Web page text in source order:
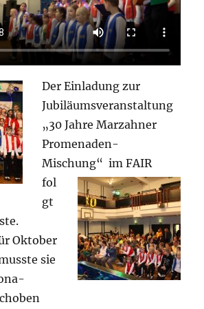
Der Einladung zur
Jubiläumsveranstaltung
„30 Jahre Marzahner
Promenaden-
Mischung“im FAIR
fol
gt
Oktober
sie